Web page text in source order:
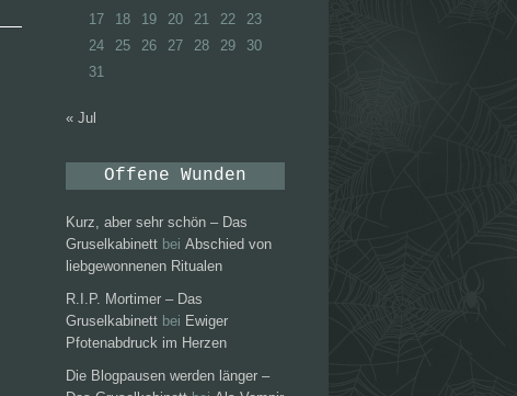
17
18 19 20 21 22
23
24
25 26 27 28 29
30
31
« Jul
Offene Wunden
Kurz, aber sehr schön – Das
Gruselkabinett bei Abschied von
liebgewonnenen Ritualen
R.I.P. Mortimer – Das
Gruselkabinett bei Ewiger
Pfotenabdruck im Herzen
Die Blogpausen werden länger –